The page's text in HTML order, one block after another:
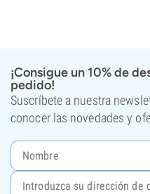
¡Consigue un 10% de
pedido!
Suscríbete a nuestra
conocer las novedades y